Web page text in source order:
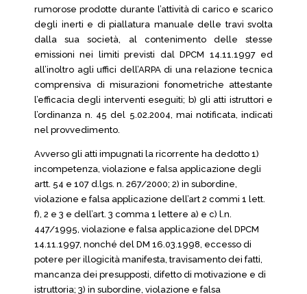
rumorose prodotte durante l’attività di carico e scarico
degli inerti e di piallatura manuale delle travi svolta
dalla sua società, al contenimento delle stesse
emissioni nei limiti previsti dal DPCM 14.11.1997 ed
all’inoltro agli uffici dell’ARPA di una relazione tecnica
comprensiva di misurazioni fonometriche attestante
l’efficacia degli interventi eseguiti; b) gli atti istruttori e
l’ordinanza n. 45 del 5.02.2004, mai notificata, indicati
nel provvedimento.
Avverso gli atti impugnati la ricorrente ha dedotto 1)
incompetenza, violazione e falsa applicazione degli
artt. 54 e 107 d.lgs. n. 267/2000; 2) in subordine,
violazione e falsa applicazione dell’art 2 commi 1 lett.
f), 2 e 3 e dell’art. 3 comma 1 lettere a) e c) l.n.
447/1995, violazione e falsa applicazione del DPCM
14.11.1997, nonché del DM 16.03.1998, eccesso di
potere per illogicità manifesta, travisamento dei fatti,
mancanza dei presupposti, difetto di motivazione e di
istruttoria; 3) in subordine, violazione e falsa